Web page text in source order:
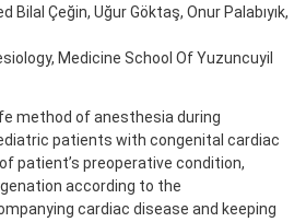
Bilal Çeğin, Uğur Göktaş, Onur Palabıyık,
Medicine School Of Yuzuncuyil
method of anesthesia during
patients with congenital cardiac
patient’s preoperative condition,
according to the
cardiac disease and keeping